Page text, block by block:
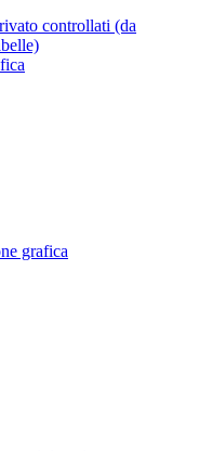
controllati (da
grafica